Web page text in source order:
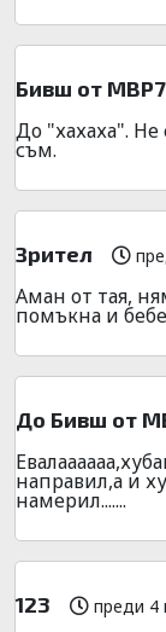
Бивш от
До "хахаха". Не
съм.
Зрител
Аман от тая,
помъкна и
До Бивш от
направил,а и
намерил.......
123 преди 4